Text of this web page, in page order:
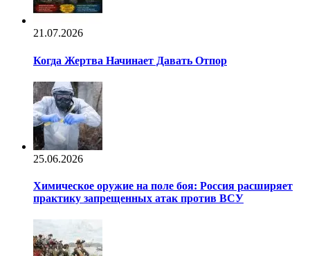
21.07.2026
Когда Жертва Начинает Давать Отпор
25.06.2026
Химическое оружие на поле боя: Россия расширяет
практику запрещенных атак против ВСУ